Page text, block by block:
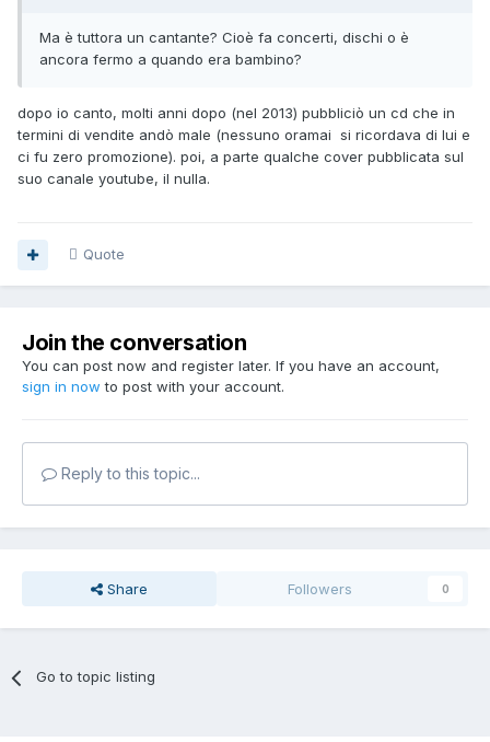
Ma è tuttora un cantante? Cioè fa concerti, dischi o è
ancora fermo a quando era bambino?
dopo io canto, molti anni dopo (nel 2013) pubbliciò un cd che in
termini di vendite andò male (nessuno oramai si ricordava di lui e
ci fu zero promozione). poi, a parte qualche cover pubblicata sul
suo canale youtube, il nulla.
Quote
Join the conversation
You can post now and register later. If you have an account,
sign in now to post with your account.
Reply to this topic...
Share Followers 0
Go to topic listing